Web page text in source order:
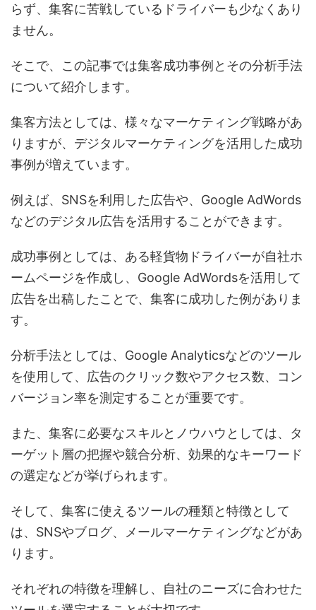
らず、集客に苦戦しているドライバーも少なくあり
ません。
そこで、この記事では集客成功事例とその分析手法
について紹介します。
集客方法としては、様々なマーケティング戦略があ
りますが、デジタルマーケティングを活用した成功
事例が増えています。
例えば、SNSを利用した広告や、Google AdWords
などのデジタル広告を活用することができます。
成功事例としては、ある軽貨物ドライバーが自社ホ
ームページを作成し、Google AdWordsを活用して
広告を出稿したことで、集客に成功した例がありま
す。
分析手法としては、Google Analyticsなどのツール
を使用して、広告のクリック数やアクセス数、コン
バージョン率を測定することが重要です。
また、集客に必要なスキルとノウハウとしては、タ
ーゲット層の把握や競合分析、効果的なキーワード
の選定などが挙げられます。
そして、集客に使えるツールの種類と特徴として
は、SNSやブログ、メールマーケティングなどがあ
ります。
それぞれの特徴を理解し、自社のニーズに合わせた